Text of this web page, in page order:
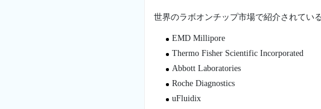
世界のラボオンチップ市場で紹介されてい
EMD Millipore
Thermo Fisher Scientific Incorporated
Abbott Laboratories
Roche Diagnostics
uFluidix